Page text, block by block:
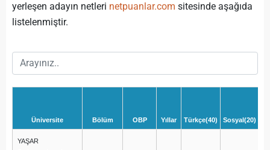
yerleşen adayın netleri netpuanlar.com sitesinde aşağıda
listelenmiştir.
Üniversite Bölüm OBP Yıllar Türkçe(40) Sosyal(20)
YAŞAR